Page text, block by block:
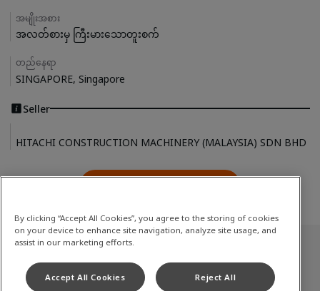
အမျိုးအစား
အလတ်စားမှ ကြီးမားသောတူးစက်
တည်နေရာ
SINGAPORE, Singapore
Seller
HITACHI CONSTRUCTION MACHINERY (MALAYSIA) SDN BHD
အလတ်စားမှ ကြီးမားသောတူးစက်
By clicking “Accept All Cookies”, you agree to the storing of cookies
on your device to enhance site navigation, analyze site usage, and
assist in our marketing efforts.
Accept All Cookies Reject All